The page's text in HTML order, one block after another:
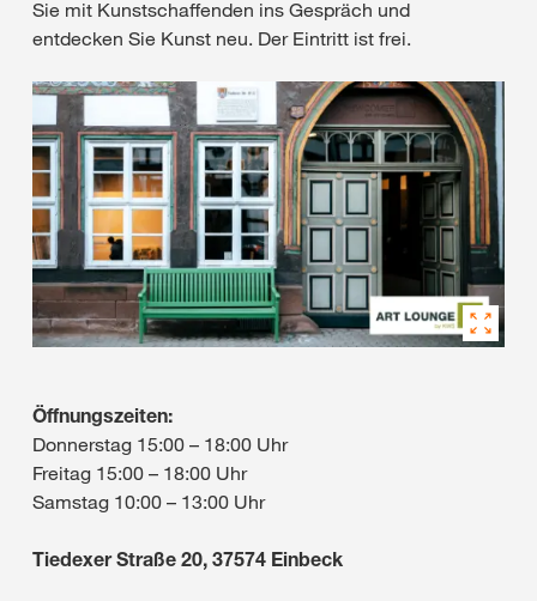
Sie mit Kunstschaffenden ins Gespräch und
entdecken Sie Kunst neu. Der Eintritt ist frei.
Öffnungszeiten:
Donnerstag 15:00 – 18:00 Uhr
Freitag 15:00 – 18:00 Uhr
Samstag 10:00 – 13:00 Uhr
Tiedexer Straße 20, 37574 Einbeck